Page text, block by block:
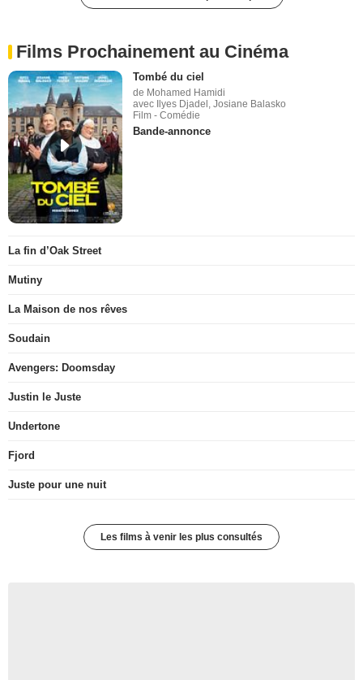
Films Prochainement au Cinéma
Tombé du ciel
de Mohamed Hamidi
avec Ilyes Djadel, Josiane Balasko
Film - Comédie
Bande-annonce
La fin d’Oak Street
Mutiny
La Maison de nos rêves
Soudain
Avengers: Doomsday
Justin le Juste
Undertone
Fjord
Juste pour une nuit
Les films à venir les plus consultés